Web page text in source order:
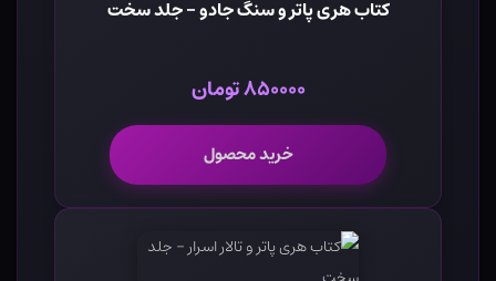
کتاب هری پاتر و سنگ جادو - جلد سخت
۸۵۰۰۰۰ تومان
خرید محصول